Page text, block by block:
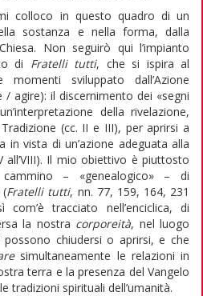
colloco in questo quadro di un
sostanza e nella forma, dalla
Non seguirò qui l’impianto
di Fratelli tutti, che si ispira al
sviluppato dall’Azione
agire): il discernimento dei «segni
della rivelazione,
(cc. II e III), per aprirsi a
in vista di un’azione adeguata alla
all’VIII). Il mio obiettivo è piuttosto
– «genealogico» – di
(Fratelli tutti, nn. 77, 159, 164, 231
tracciato nell’enciclica, di
la nostra corporeità, nel luogo
chiudersi o aprirsi, e che
simultaneamente le relazioni in
terra e la presenza del Vangelo
tradizioni spirituali dell’umanità.